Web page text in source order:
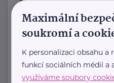
https://
+420 800 995 511
Zobrazit
Maximální
soukromí a
K personalizaci obsahu a
funkcí sociálních médií a
využíváme soubory